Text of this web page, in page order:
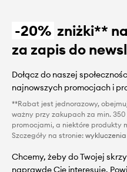
-20% zniżki**
za zapis do
Dołącz do naszej
najnowszych promocjach i
**Rabat jest jednorazowy,
ważny przy zakupach za min. 350
promocjami, a niektóre produkty
Szczegóły na stronie:
Chcemy, żeby do Twojej
naprawdę Cię interesuje.